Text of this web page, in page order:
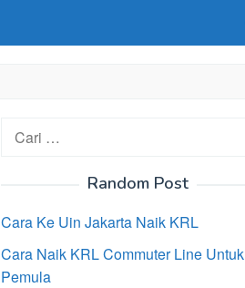
Cari
Random Post
Cara Ke Uin Jakarta Naik KRL
Cara Naik KRL Commuter Line Untuk
Pemula